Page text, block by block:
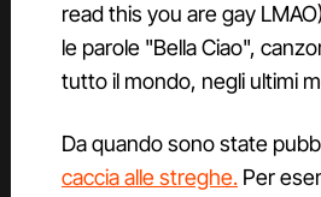
read this you are gay
le parole "Bella Ciao",
tutto il mondo, negli ultimi
Da quando sono state
caccia alle streghe. Per